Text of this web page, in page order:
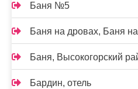
Баня №5
Баня на дровах, Баня
Баня, Высокогорский
Бардин, отель